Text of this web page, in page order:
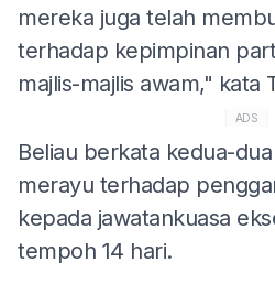
mereka juga telah
terhadap kepimpinan
majlis-majlis awam," kata
ADS
Beliau berkata kedua-
merayu terhadap
kepada jawatankuasa
tempoh 14 hari.